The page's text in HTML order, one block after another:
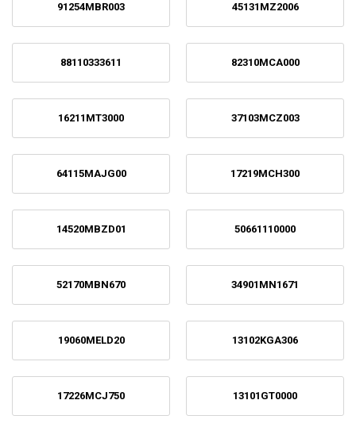
91254MBR003 45131MZ2006
88110333611 82310MCA000
16211MT3000 37103MCZ003
64115MAJG00 17219MCH300
14520MBZD01 50661110000
52170MBN670 34901MN1671
19060MELD20 13102KGA306
17226MCJ750 13101GT0000